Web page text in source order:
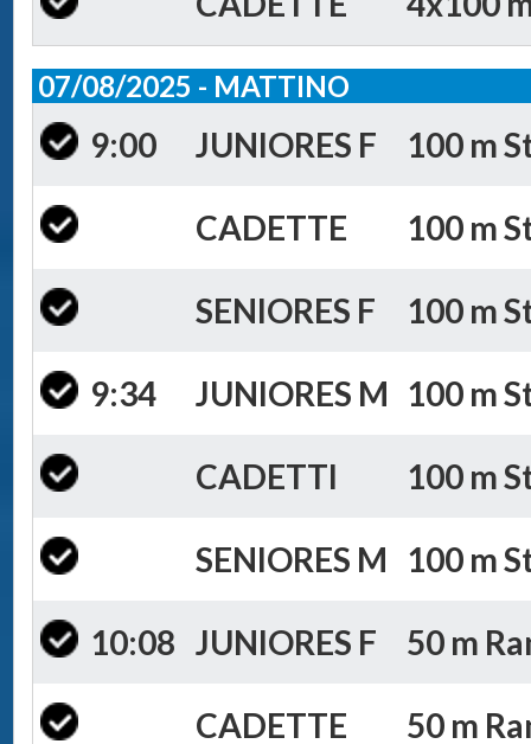
07/08/2025 - MATTINO
9:00 JUNIORES F 100 m
CADETTE 100 m
SENIORES F 100 m
9:34 JUNIORES M 100 m
CADETTI 100 m
SENIORES M 100 m
10:08 JUNIORES F 50 m
CADETTE 50 m